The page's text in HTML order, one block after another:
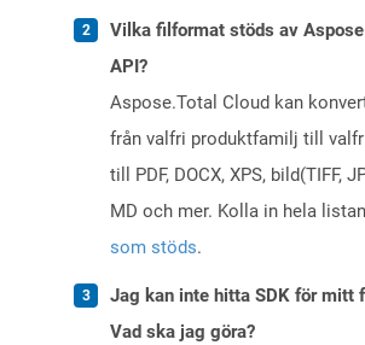
Vilka filformat stöds av
API?
Aspose.Total Cloud kan
från valfri produktfamilj till
till PDF, DOCX, XPS, bild(TIFF,
MD och mer. Kolla in hela
som stöds.
Jag kan inte hitta SDK för mitt
Vad ska jag göra?